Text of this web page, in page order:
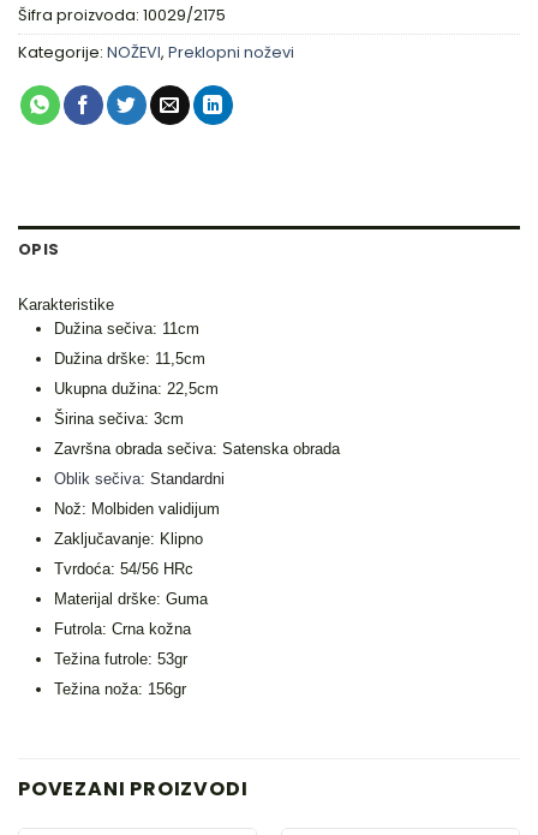
Šifra proizvoda: 10029/2175
Kategorije: NOŽEVI, Preklopni noževi
OPIS
Karakteristike
Dužina sečiva: 11cm
Dužina drške: 11,5cm
Ukupna dužina: 22,5cm
Širina sečiva: 3cm
Završna obrada sečiva: Satenska obrada
Oblik sečiva: Standardni
Nož: Molbiden validijum
Zaključavanje: Klipno
Tvrdoća: 54/56 HRc
Materijal drške: Guma
Futrola: Crna kožna
Težina futrole: 53gr
Težina noža: 156gr
POVEZANI PROIZVODI